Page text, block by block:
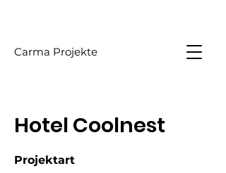
Carma Projekte
Hotel Coolnest
Projektart